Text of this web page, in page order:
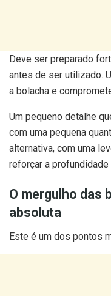
Deve ser preparado
antes de ser utilizado.
a bolacha e
Um pequeno detalhe
com uma pequena
alternativa, com uma
reforçar a profundidade
O mergulho das
absoluta
Este é um dos pontos